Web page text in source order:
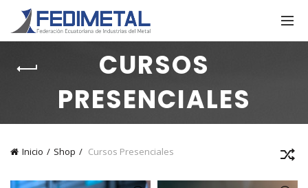
CURSOS
PRESENCIALES
Inicio Shop Cursos Presenciales